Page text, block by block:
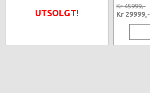
UTSOLGT!
Kr 45999,-
Kr 29999,-